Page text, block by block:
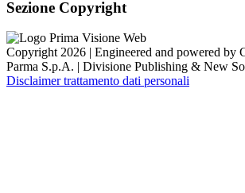
Sezione Copyright
Copyright 2026 | Engineered and powered by
Parma S.p.A. | Divisione Publishing & New
Disclaimer trattamento dati personali